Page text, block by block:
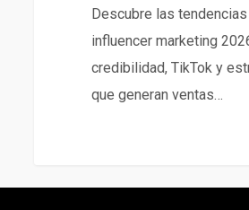
Descubre las tendencias
influencer marketing
credibilidad, TikTok y
que generan ventas…